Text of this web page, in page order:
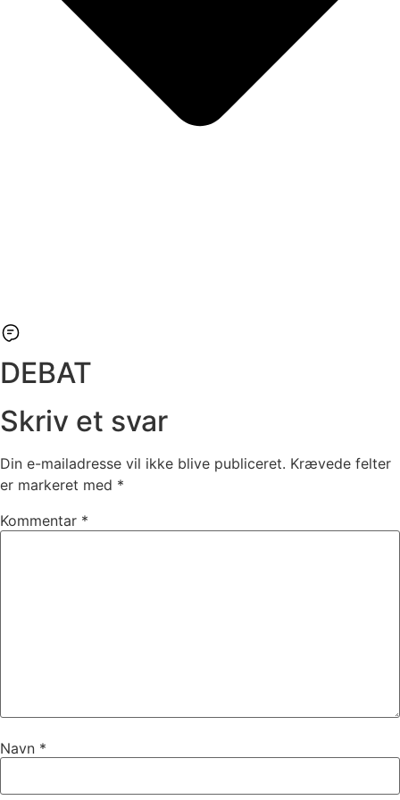
DEBAT
Skriv et svar
Din e-mailadresse vil ikke blive publiceret. Krævede felter
er markeret med *
Kommentar *
Navn *